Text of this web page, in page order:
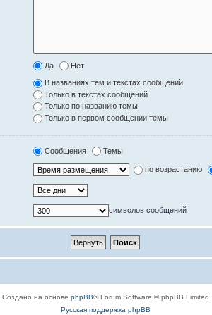
Да Нет
В названиях тем и текстах сообщений
Только в текстах сообщений
Только по названию темы
Только в первом сообщении темы
Сообщения Темы
по возрастанию
символов сообщений
Создано на основе phpBB® Forum Software © phpBB Limited
Русская поддержка phpBB